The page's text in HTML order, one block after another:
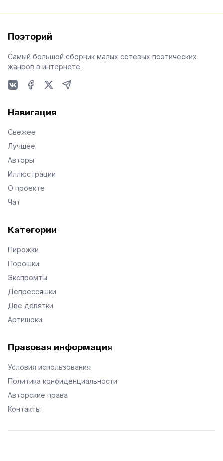
Поэторий
Самый большой сборник малых сетевых поэтических
жанров в интернете.
Навигация
Свежее
Лучшее
Авторы
Иллюстрации
О проекте
Чат
Категории
Пирожки
Порошки
Экспромты
Депрессяшки
Две девятки
Артишоки
Правовая информация
Условия использования
Политика конфиденциальности
Авторские права
Контакты